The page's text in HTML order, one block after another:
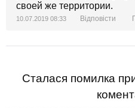
своей же территории.
10.07.2019 08:33 Відповісти
Сталася помилка